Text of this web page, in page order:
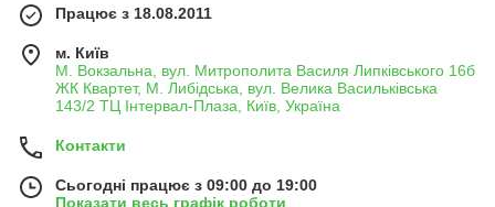
Працює з 18.08.2011
м. Київ
М. Вокзальна, вул. Митрополита Василя Липківського 16б
ЖК Квартет, М. Либідська, вул. Велика Васильківська
143/2 ТЦ Інтервал-Плаза, Київ, Україна
Контакти
Сьогодні працює з 09:00 до 19:00
Показати весь графік роботи